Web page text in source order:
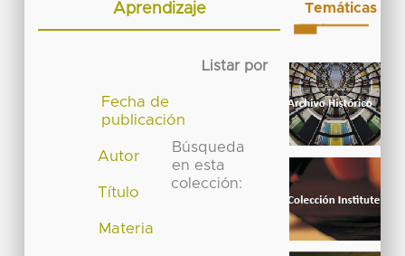
Aprendizaje
Listar por
Fecha de
publicación
Autor
Título
Materia
Búsqueda
en esta
colección:
Temáticas